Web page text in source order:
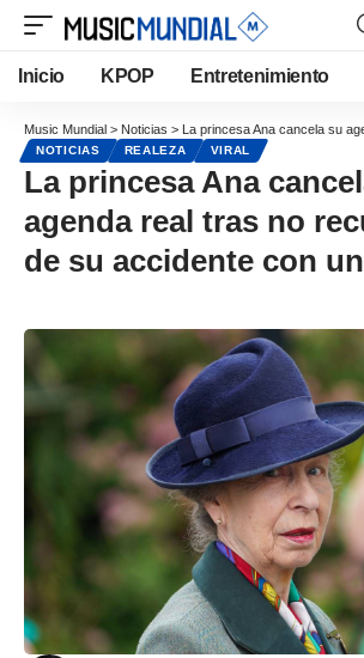
Inicio KPOP Entretenimiento
Music Mundial > Noticias > La princesa Ana cancela su agenda real tras no
NOTICIAS REALEZA VIRAL
La princesa Ana
agenda real tras no
de su accidente con